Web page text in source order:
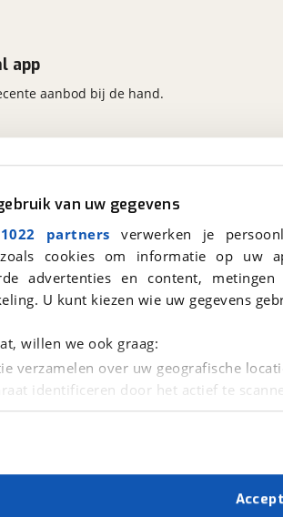
van uw gegevens
partners verwerken je
zoals cookies om informatie op
advertenties en content,
U kunt kiezen wie uw gegevens
willen we ook graag:
verzamelen over uw geografische
identificeren door het actief te
hoe uw persoonlijke gegevens worden
technieken zorgen we
ervoor dat de website goed werkt.
15
van
app
aanbod bij de hand.
Vacatures